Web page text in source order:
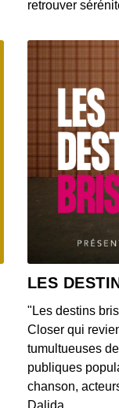
retrouver
LES
"Les destins
Closer qui
tumultueuses
publiques
chanson,
Dalida...